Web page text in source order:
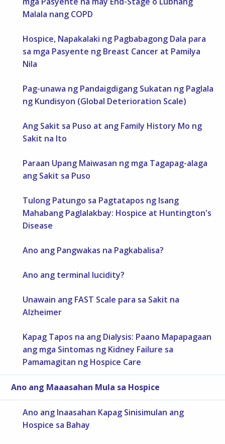
Malala nang COPD
Hospice, Napakalaki ng Pagbabagong Dala para
sa mga Pasyente ng Breast Cancer at Pamilya
Nila
Pag-unawa ng Pandaigdigang Sukatan ng Paglala
ng Kundisyon (Global Deterioration Scale)
Ang Sakit sa Puso at ang Family History Mo ng
Sakit na Ito
Paraan Upang Maiwasan ng mga Tagapag-alaga
ang Sakit sa Puso
Tulong Patungo sa Pagtatapos ng Isang
Mahabang Paglalakbay: Hospice at Huntington's
Disease
Ano ang Pangwakas na Pagkabalisa?
Ano ang terminal lucidity?
Unawain ang FAST Scale para sa Sakit na
Alzheimer
Kapag Tapos na ang Dialysis: Paano Mapapagaan
ang mga Sintomas ng Kidney Failure sa
Pamamagitan ng Hospice Care
Ano ang Maaasahan Mula sa Hospice
Ano ang Inaasahan Kapag Sinisimulan ang
Hospice sa Bahay